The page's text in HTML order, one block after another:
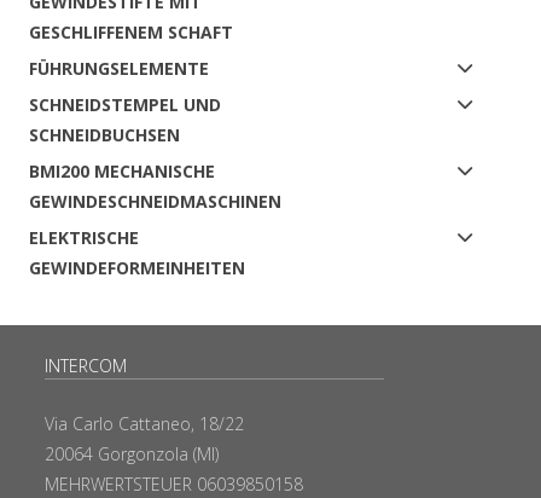
GESCHLIFFENEM SCHAFT
FÜHRUNGSELEMENTE
SCHNEIDSTEMPEL UND
SCHNEIDBUCHSEN
BMI200 MECHANISCHE
GEWINDESCHNEIDMASCHINEN
ELEKTRISCHE
GEWINDEFORMEINHEITEN
INTERCOM
Via Carlo Cattaneo, 18/22
20064 Gorgonzola (MI)
MEHRWERTSTEUER 06039850158